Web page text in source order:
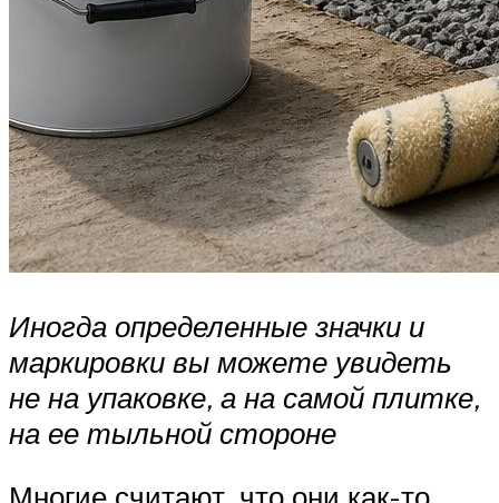
Иногда определенные значки и
маркировки вы можете увидеть
не на упаковке, а на самой плитке,
на ее тыльной стороне